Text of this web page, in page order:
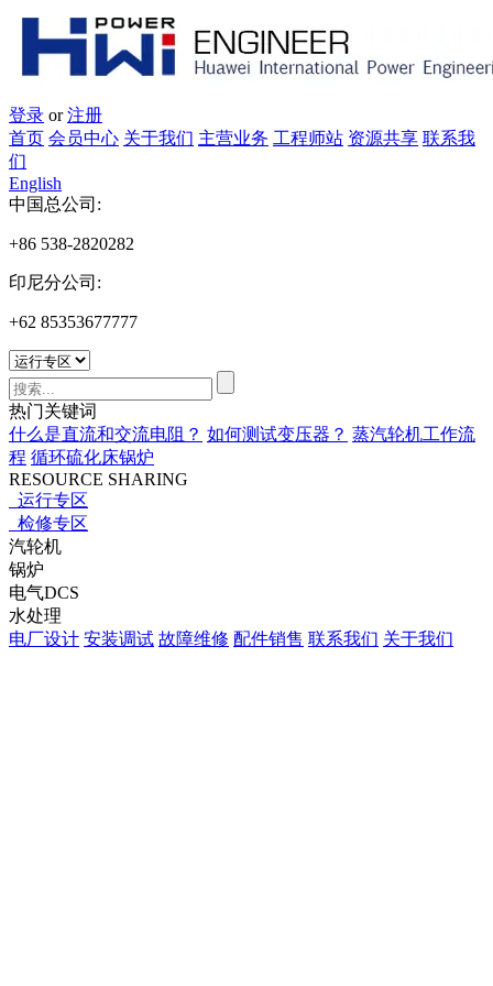
登录 or注册
首页 会员中心 关于我们 主营业务 工程师站 资源共享 联系我
们
English
中国总公司:
+86 538-2820282
印尼分公司:
+62 85353677777
热门关键词
什么是直流和交流电阻？ 如何测试变压器？ 蒸汽轮机工作流
程 循环硫化床锅炉
RESOURCE SHARING
运行专区
检修专区
汽轮机
锅炉
电气DCS
水处理
电厂设计 安装调试 故障维修 配件销售 联系我们 关于我们